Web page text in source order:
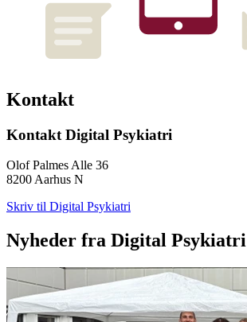
Kontakt
Kontakt Digital Psykiatri
Olof Palmes Alle 36
8200 Aarhus N
Skriv til Digital Psykiatri
Nyheder fra Digital Psykiatri